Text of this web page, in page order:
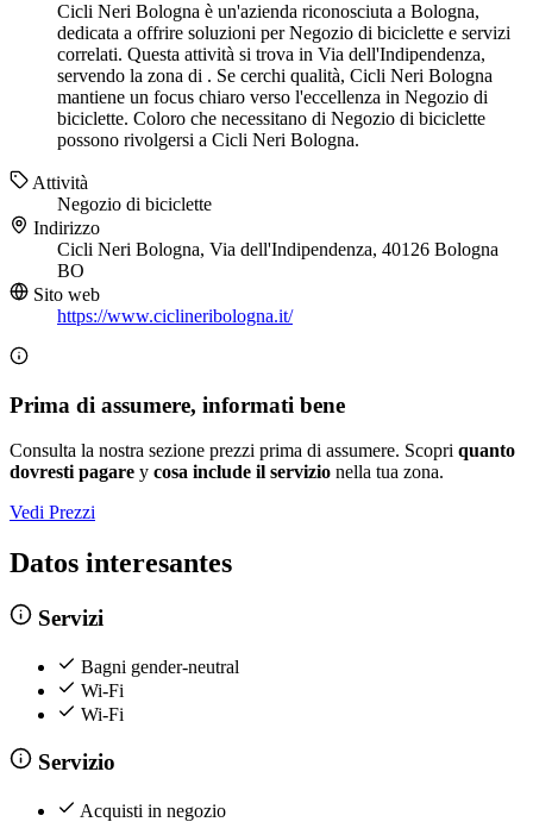
Cicli Neri Bologna è un'azienda riconosciuta a Bologna,
dedicata a offrire soluzioni per Negozio di biciclette e servizi
correlati. Questa attività si trova in Via dell'Indipendenza,
servendo la zona di . Se cerchi qualità, Cicli Neri Bologna
mantiene un focus chiaro verso l'eccellenza in Negozio di
biciclette. Coloro che necessitano di Negozio di biciclette
possono rivolgersi a Cicli Neri Bologna.
Attività
Negozio di biciclette
Indirizzo
Cicli Neri Bologna, Via dell'Indipendenza, 40126 Bologna
BO
Sito web
https://www.ciclineribologna.it/
Prima di assumere, informati bene
Consulta la nostra sezione prezzi prima di assumere. Scopri quanto
dovresti pagare y cosa include il servizio nella tua zona.
Vedi Prezzi
Datos interesantes
Servizi
Bagni gender-neutral
Wi-Fi
Wi-Fi
Servizio
Acquisti in negozio